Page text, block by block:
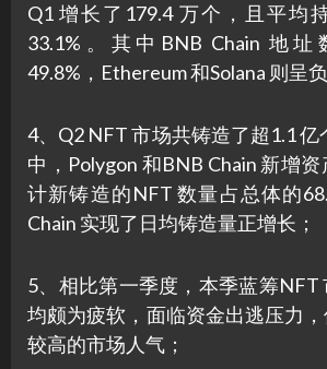
Q1 增长了179.4 万个，且平均
33.1%。其中BNB Chain 地
49.8%，Ethereum 和Solana 则呈
4、Q2 NFT 市场共铸造了超1.1
中，Polygon 和BNB Chain 新增
计新铸造的NFT 数量占总体的
Chain 实现了日均铸造量正增长；
5、相比第一季度，本季蓝筹NFT
均颇为疲软，面临资金出逃压力
较高的市场人气；